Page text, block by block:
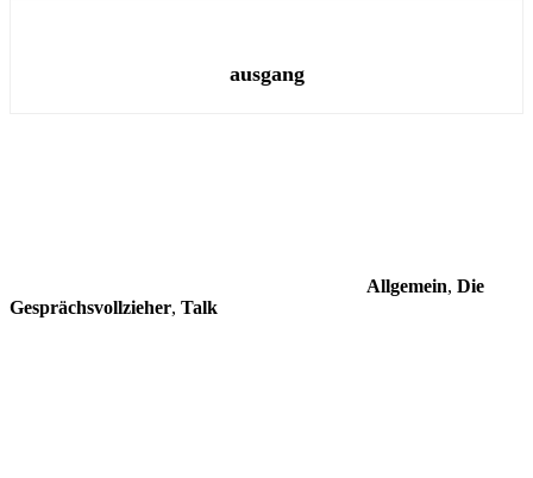
ausgang
Allgemein, Die
Gesprächsvollzieher, Talk